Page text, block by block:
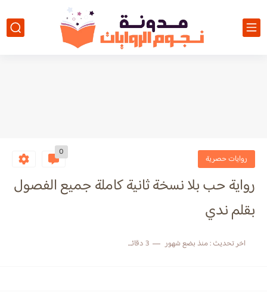
روايات حصرية
0
رواية حب بلا نسخة ثانية كاملة جميع الفصول
بقلم ندي
اخر تحديث :منذ بضع شهور 3 دقائق للقراءة